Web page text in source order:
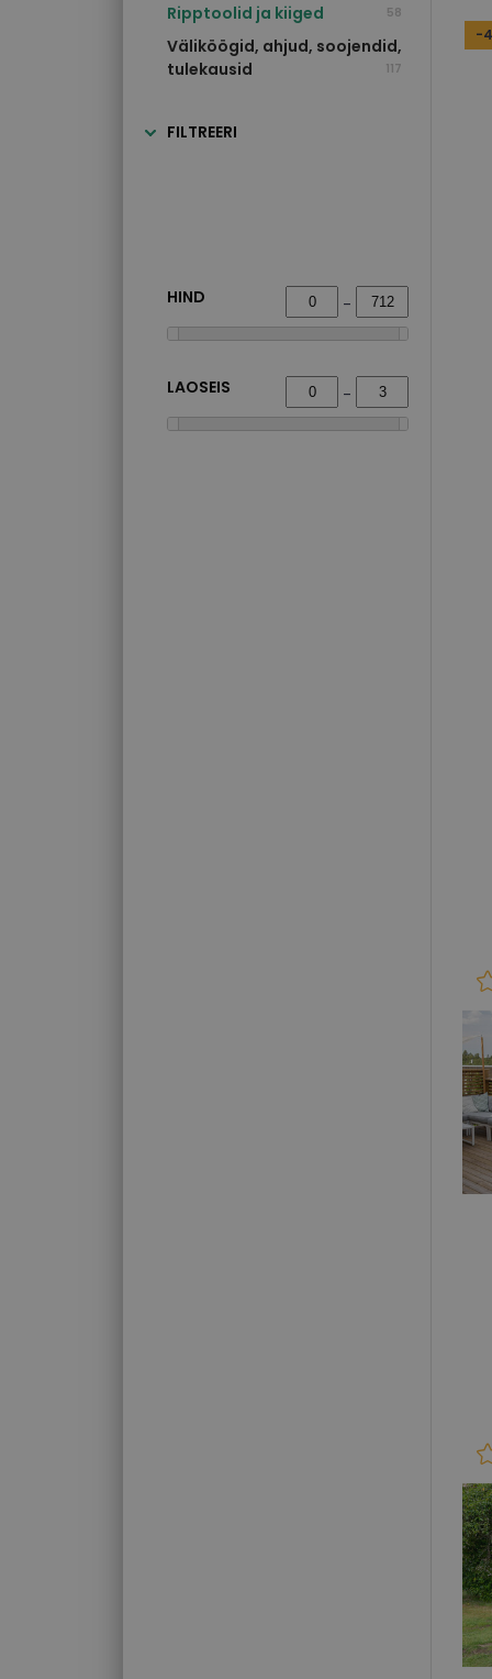
ripptoolid ja kiiged 58
väliköögid, ahjud, soojendid,
tulekausid
117
FILTREERI
HIND -
LAOSEIS -
-